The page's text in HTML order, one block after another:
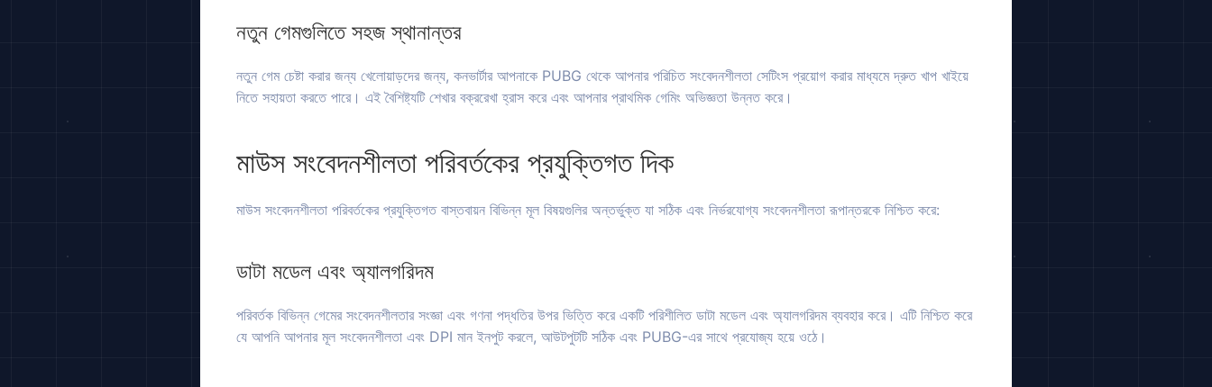
নতুন গেমগুলিতে সহজ স্থানান্তর
নতুন গেম চেষ্টা করার জন্য খেলোয়াড়দের জন্য, কনভার্টার আপনাকে PUBG থেকে আপনার পরিচিত সংবেদনশীলতা সেটিংস প্রয়োগ করার মাধ্যমে দ্রুত খাপ খাইয়ে
নিতে সহায়তা করতে পারে। এই বৈশিষ্ট্যটি শেখার বক্ররেখা হ্রাস করে এবং আপনার প্রাথমিক গেমিং অভিজ্ঞতা উন্নত করে।
মাউস সংবেদনশীলতা পরিবর্তকের প্রযুক্তিগত দিক
মাউস সংবেদনশীলতা পরিবর্তকের প্রযুক্তিগত বাস্তবায়ন বিভিন্ন মূল বিষয়গুলির অন্তর্ভুক্ত যা সঠিক এবং নির্ভরযোগ্য সংবেদনশীলতা রূপান্তরকে নিশ্চিত করে:
ডাটা মডেল এবং অ্যালগরিদম
পরিবর্তক বিভিন্ন গেমের সংবেদনশীলতার সংজ্ঞা এবং গণনা পদ্ধতির উপর ভিত্তি করে একটি পরিশীলিত ডাটা মডেল এবং অ্যালগরিদম ব্যবহার করে। এটি নিশ্চিত করে
যে আপনি আপনার মূল সংবেদনশীলতা এবং DPI মান ইনপুট করলে, আউটপুটটি সঠিক এবং PUBG-এর সাথে প্রযোজ্য হয়ে ওঠে।